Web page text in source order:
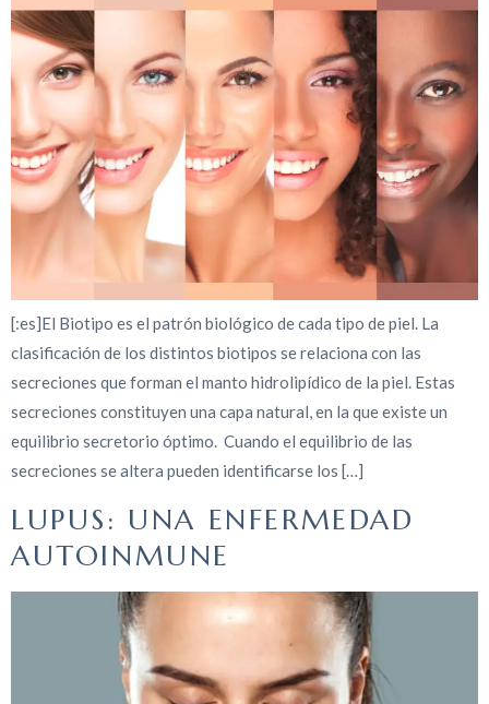
[:es]El Biotipo es el patrón biológico de cada tipo de piel. La
clasificación de los distintos biotipos se relaciona con las
secreciones que forman el manto hidrolipídico de la piel. Estas
secreciones constituyen una capa natural, en la que existe un
equilibrio secretorio óptimo. Cuando el equilibrio de las
secreciones se altera pueden identificarse los […]
LUPUS: UNA ENFERMEDAD
AUTOINMUNE